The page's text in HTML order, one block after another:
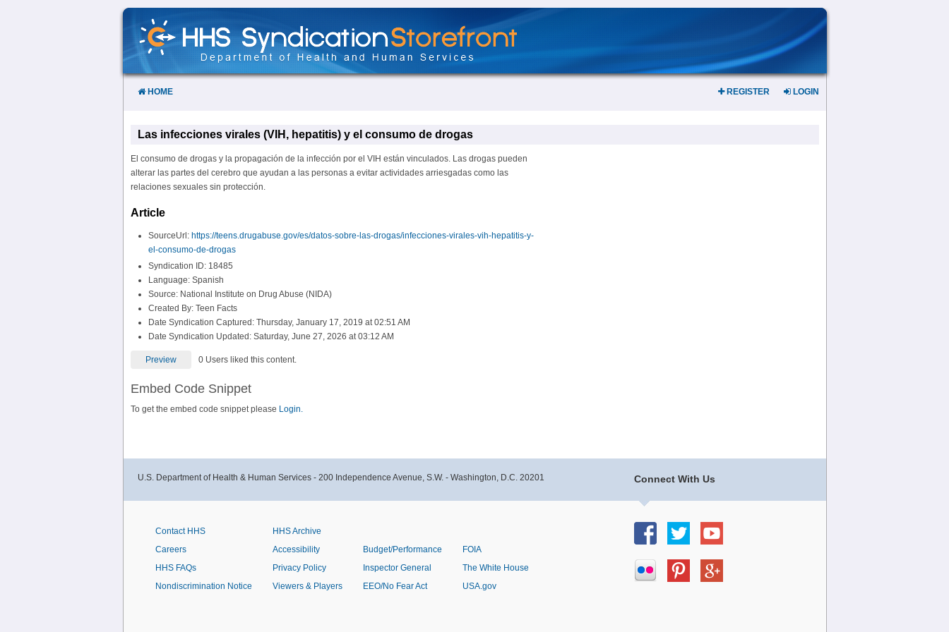
Skip
Content
HOME REGISTER LOGIN
Las infecciones virales (VIH, hepatitis) y el consumo de drogas
El consumo de drogas y la propagación de la infección por el VIH están vinculados. Las drogas pueden
alterar las partes del cerebro que ayudan a las personas a evitar actividades arriesgadas como las
relaciones sexuales sin protección.
Article
SourceUrl: https://teens.drugabuse.gov/es/datos-sobre-las-drogas/infecciones-virales-vih-hepatitis-y-
el-consumo-de-drogas
Syndication ID: 18485
Language: Spanish
Source: National Institute on Drug Abuse (NIDA)
Created By: Teen Facts
Date Syndication Captured: Thursday, January 17, 2019 at 02:51 AM
Date Syndication Updated: Saturday, June 27, 2026 at 03:12 AM
Preview 0 Users liked this content.
Embed Code Snippet
To get the embed code snippet please Login.
Connect With Us
U.S. Department of Health & Human Services - 200 Independence Avenue, S.W. - Washington, D.C. 20201
Contact HHS
Careers
HHS FAQs
Nondiscrimination Notice
HHS Archive
Accessibility
Privacy Policy
Viewers & Players
Budget/Performance
Inspector General
EEO/No Fear Act
FOIA
The White House
USA.gov